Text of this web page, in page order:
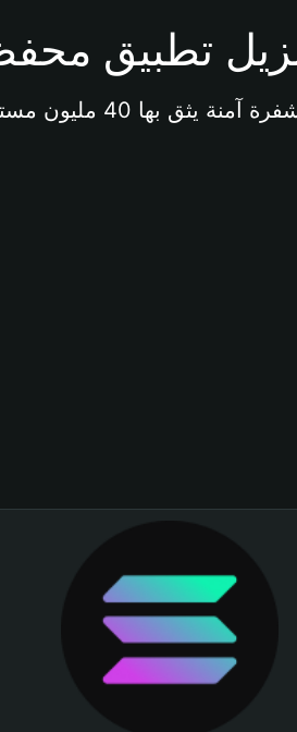
بها 40 مليون مستخدم